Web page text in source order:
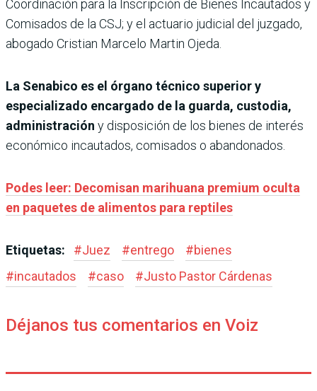
Coordinación para la Inscripción de Bienes Incautados y
Comisados de la CSJ; y el actuario judicial del juzgado,
abogado Cristian Marcelo Martin Ojeda.
La Senabico es el órgano técnico superior y
especializado encargado de la guarda, custodia,
administración y disposición de los bienes de interés
económico incautados, comisados o abandonados.
Podes leer: Decomisan marihuana premium oculta
en paquetes de alimentos para reptiles
Etiquetas: #Juez #entrego #bienes
#incautados #caso #Justo Pastor Cárdenas
Déjanos tus comentarios en Voiz